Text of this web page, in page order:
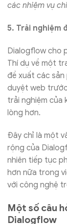
các nhiệm vụ
5. Trải nghiệm
Dialogflow cho
Thí dụ về một
đề xuất các sản
duyệt web
trải nghiệm của
lòng hơn.
Đây chỉ là một
rộng của
nhiên tiếp tục
hơn nữa trong
với công nghệ
Một số câu
Dialogflow